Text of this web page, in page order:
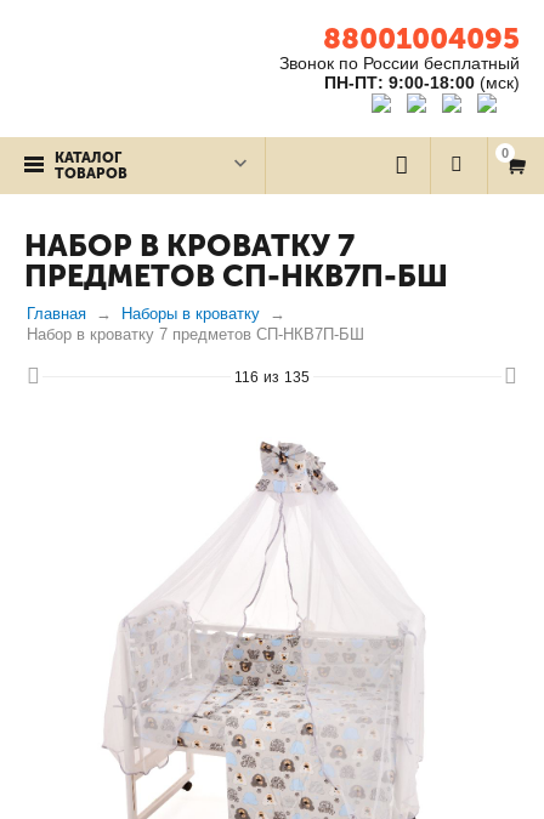
88001004095
Звонок по России бесплатный
ПН-ПТ: 9:00-18:00 (мск)
КАТАЛОГ
ТОВАРОВ
0
НАБОР В КРОВАТКУ 7
ПРЕДМЕТОВ СП-НКВ7П-БШ
Главная
Наборы в кроватку
Набор в кроватку 7 предметов СП-НКВ7П-БШ
116 из 135